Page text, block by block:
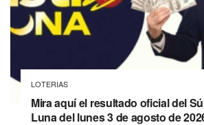
LOTERIAS
Mira aquí el resultado oficial del
Luna del lunes 3 de agosto de